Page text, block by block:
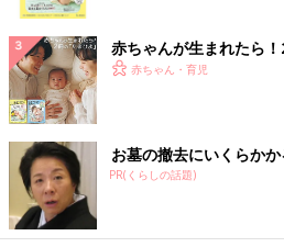
赤ちゃんが生まれたら！
赤ちゃん・育児
お墓の撤去にいくらか
PR(くらしの話題)